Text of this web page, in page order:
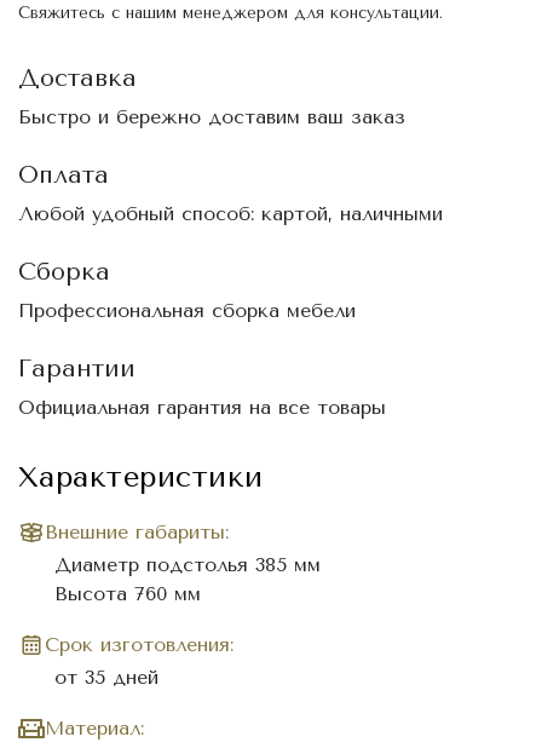
Свяжитесь с нашим менеджером для консультации.
Доставка
Быстро и бережно доставим ваш заказ
Оплата
Любой удобный способ: картой, наличными
Сборка
Профессиональная сборка мебели
Гарантии
Официальная гарантия на все товары
Характеристики
Внешние габариты:
Диаметр подстолья 385 мм
Высота 760 мм
Cрок изготовления:
от 35 дней
Материал: